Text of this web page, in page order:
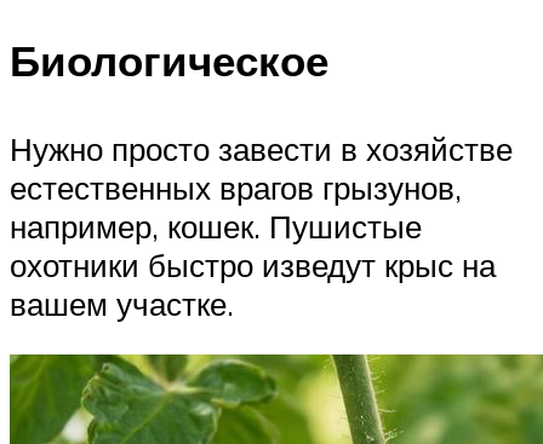
Биологическое
Нужно просто завести в хозяйстве
естественных врагов грызунов,
например, кошек. Пушистые
охотники быстро изведут крыс на
вашем участке.